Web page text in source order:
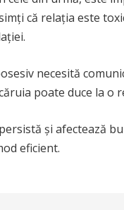
că relația este
necesită
poate duce la o
și afectează
eficient.